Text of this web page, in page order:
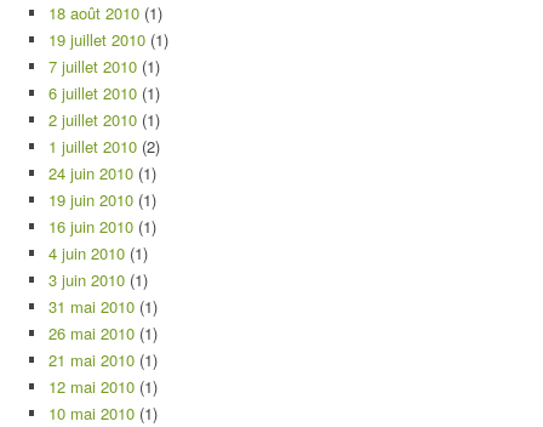
18 août 2010 (1)
19 juillet 2010 (1)
7 juillet 2010 (1)
6 juillet 2010 (1)
2 juillet 2010 (1)
1 juillet 2010 (2)
24 juin 2010 (1)
19 juin 2010 (1)
16 juin 2010 (1)
4 juin 2010 (1)
3 juin 2010 (1)
31 mai 2010 (1)
26 mai 2010 (1)
21 mai 2010 (1)
12 mai 2010 (1)
10 mai 2010 (1)